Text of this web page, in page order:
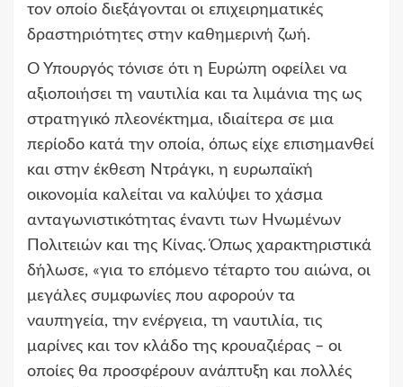
τον οποίο διεξάγονται οι επιχειρηματικές
δραστηριότητες στην καθημερινή ζωή.
Ο Υπουργός τόνισε ότι η Ευρώπη οφείλει να
αξιοποιήσει τη ναυτιλία και τα λιμάνια της ως
στρατηγικό πλεονέκτημα, ιδιαίτερα σε μια
περίοδο κατά την οποία, όπως είχε επισημανθεί
και στην έκθεση Ντράγκι, η ευρωπαϊκή
οικονομία καλείται να καλύψει το χάσμα
ανταγωνιστικότητας έναντι των Ηνωμένων
Πολιτειών και της Κίνας. Όπως χαρακτηριστικά
δήλωσε, «για το επόμενο τέταρτο του αιώνα, οι
μεγάλες συμφωνίες που αφορούν τα
ναυπηγεία, την ενέργεια, τη ναυτιλία, τις
μαρίνες και τον κλάδο της κρουαζιέρας – οι
οποίες θα προσφέρουν ανάπτυξη και πολλές